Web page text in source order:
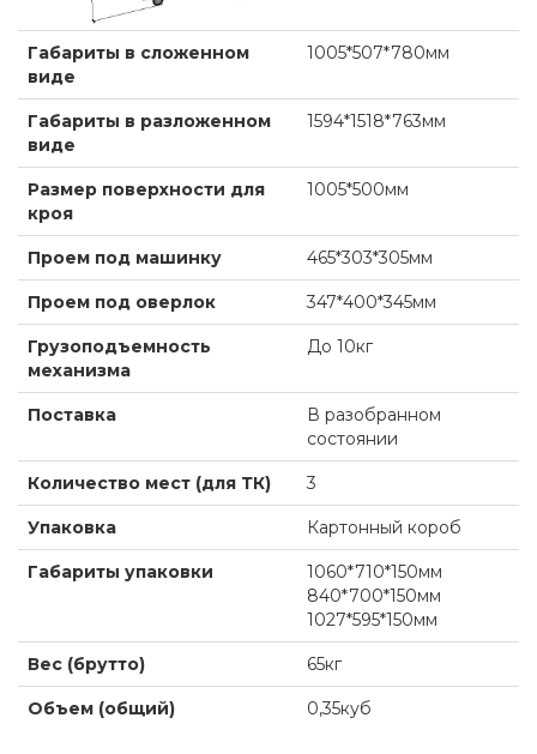
Габариты в сложенном
виде
1005*507*780мм
Габариты в разложенном
виде
1594*1518*763мм
Размер поверхности для
кроя
1005*500мм
Проем под машинку 465*303*305мм
Проем под оверлок 347*400*345мм
Грузоподъемность
механизма
До 10кг
Поставка
В разобранном
состоянии
Количество мест (для ТК) 3
Упаковка Картонный короб
Габариты упаковки
1060*710*150мм
840*700*150мм
1027*595*150мм
Вес (брутто) 65кг
Объем (общий) 0,35куб